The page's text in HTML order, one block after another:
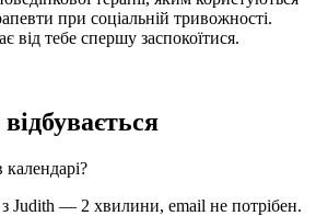
при соціальній тривожності.
від тебе спершу заспокоїтися.
Judith — 2 хвилини, email не потрібен.